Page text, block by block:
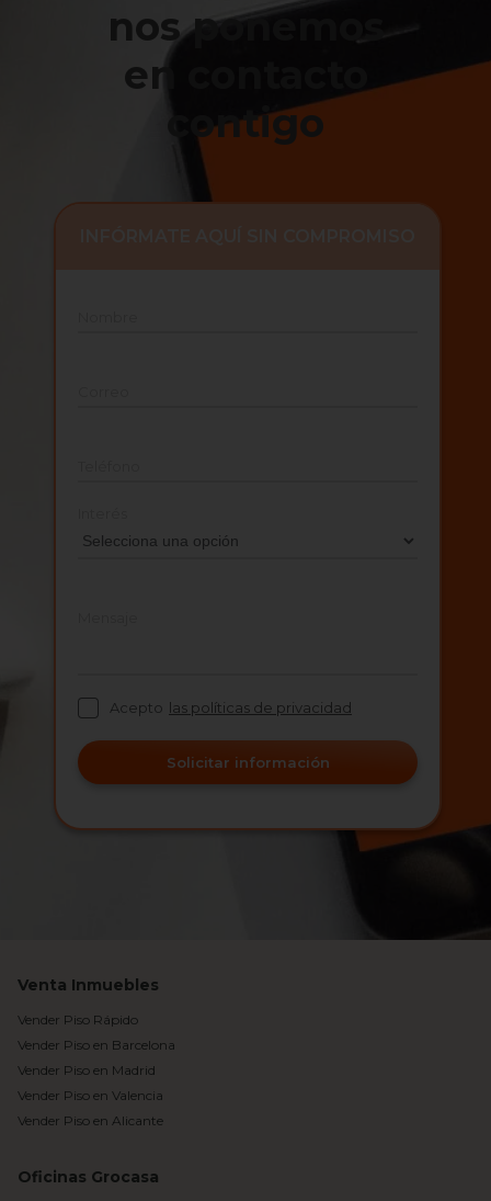
nos ponemos
en contacto
contigo
Acepto las políticas de privacidad
Solicitar información
Venta Inmuebles
Vender Piso Rápido
Vender Piso en Barcelona
Vender Piso en Madrid
Vender Piso en Valencia
Vender Piso en Alicante
Oficinas Grocasa